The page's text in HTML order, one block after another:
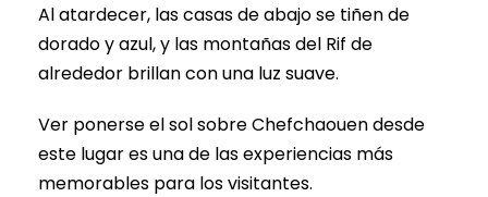
Al atardecer, las casas de abajo se tiñen de
dorado y azul, y las montañas del Rif de
alrededor brillan con una luz suave.
Ver ponerse el sol sobre Chefchaouen desde
este lugar es una de las experiencias más
memorables para los visitantes.